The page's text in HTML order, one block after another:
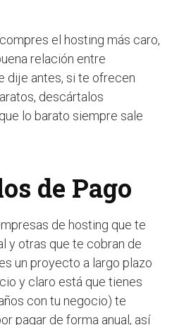
el hosting más caro,
relación entre
dije antes, si te ofrecen
descártalos
lo barato siempre sale
de Pago
de hosting que te
y otras que te cobran de
un proyecto a largo plazo
y claro está que tienes
con tu negocio) te
pagar de forma anual, así